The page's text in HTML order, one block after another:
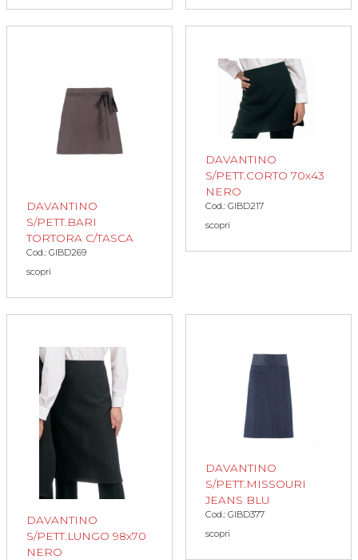
DAVANTINO
S/PETT.BARI
TORTORA C/TASCA
Cod.: GIBD269
scopri
DAVANTINO
S/PETT.CORTO 70x43
NERO
Cod.: GIBD217
scopri
DAVANTINO
S/PETT.LUNGO 98x70
NERO
DAVANTINO
S/PETT.MISSOURI
JEANS BLU
Cod.: GIBD377
scopri